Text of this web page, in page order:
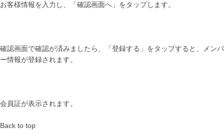
お客様情報を入力し、「確認画面へ」をタップします。
確認画面で確認が済みましたら、「登録する」をタップすると、メンバ
ー情報が登録されます。
会員証が表示されます。
Back to top